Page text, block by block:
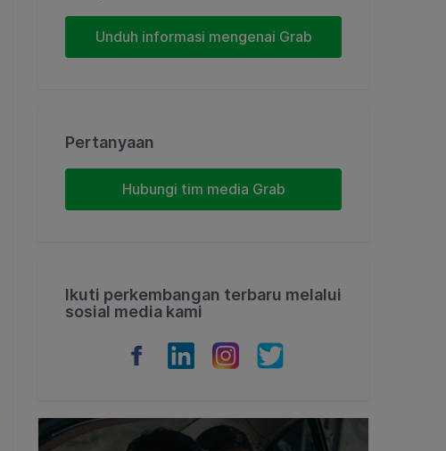
Indonesia
Thailand
Vietnam
Myanmar
Unduh informasi mengenai Grab
Pertanyaan
Hubungi tim media Grab
Ikuti perkembangan terbaru melalui
sosial media kami